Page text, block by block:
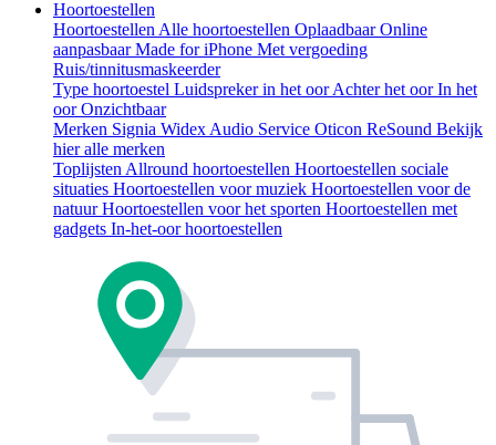
Hoortoestellen
Hoortoestellen Alle hoortoestellen OplaadbaarOnline
aanpasbaarMade for iPhone Met vergoeding
Ruis/tinnitusmaskeerder
Type hoortoestel Luidspreker in het oorAchter het oorIn het
oorOnzichtbaar
Merken Signia Widex Audio Service Oticon ReSound Bekijk
hier alle merken
Toplijsten Allround hoortoestellen Hoortoestellen sociale
situaties Hoortoestellen voor muziek Hoortoestellen voor de
natuurHoortoestellen voor het sporten Hoortoestellen met
gadgets In-het-oor hoortoestellen